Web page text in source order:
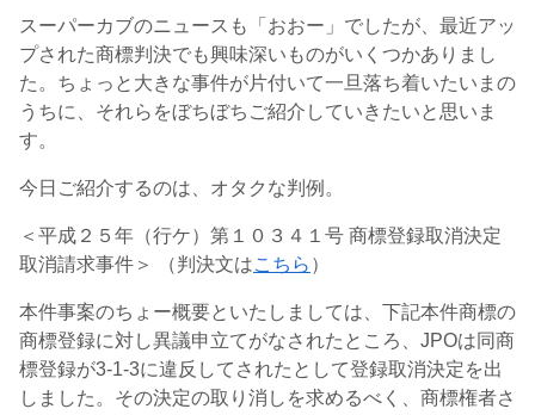
スーパーカブのニュースも「おおー」でしたが、最近アッ
プされた商標判決でも興味深いものがいくつかありまし
た。ちょっと大きな事件が片付いて一旦落ち着いたいまの
うちに、それらをぼちぼちご紹介していきたいと思いま
す。
今日ご紹介するのは、オタクな判例。
＜平成２５年（行ケ）第１０３４１号 商標登録取消決定
取消請求事件＞ （判決文はこちら ）
本件事案のちょー概要といたしましては、下記本件商標の
商標登録に対し異議申立てがなされたところ、JPOは同商
標登録が3-1-3に違反してされたとして登録取消決定を出
しました。その決定の取り消しを求めるべく、商標権者さ